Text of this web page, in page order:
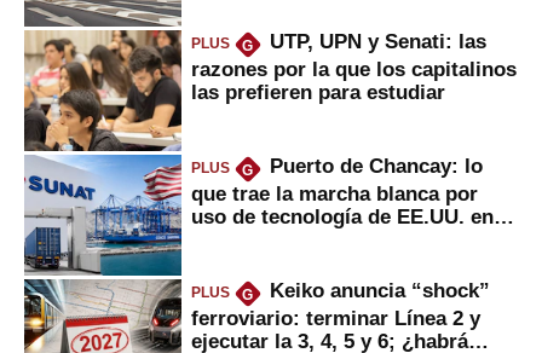
PLUS G
UTP, UPN y Senati: las
razones por la que los capitalinos
las prefieren para estudiar
PLUS G
Puerto de Chancay: lo
que trae la marcha blanca por
uso de tecnología de EE.UU. en
PLUS G
Keiko anuncia “shock”
ferroviario: terminar Línea 2 y
ejecutar la 3, 4, 5 y 6; ¿habrá